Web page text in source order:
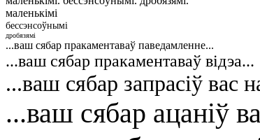
маленькімі
бессэнсоўнымі
дробязямі
...ваш сябар пракаментаваў паведамленне...
...ваш сябар пракаментаваў відэа...
...ваш сябар запрасіў вас
...ваш сябар ацаніў